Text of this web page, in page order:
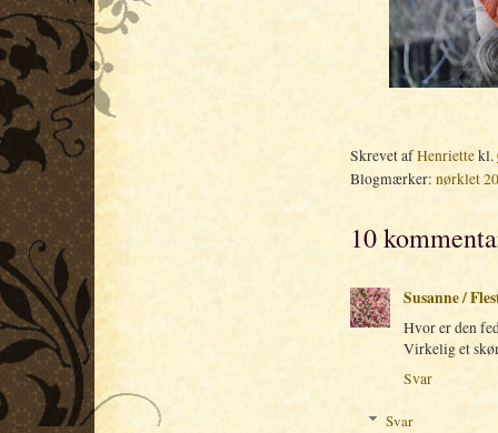
Skrevet afHenriettekl.
Blogmærker: nørklet
10
Susanne /
Hvor er den
Virkelig et
Svar
Svar